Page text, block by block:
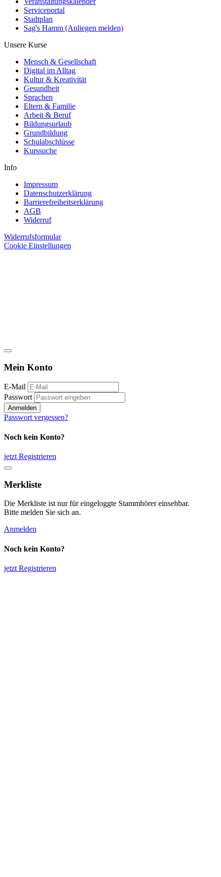
Serviceportal
Stadtplan
Sag's Hamm (Anliegen melden)
Unsere Kurse
Mensch & Gesellschaft
Digital im Alltag
Kultur & Kreativität
Gesundheit
Sprachen
Eltern & Familie
Arbeit & Beruf
Bildungsurlaub
Grundbildung
Schulabschlüsse
Kurssuche
Info
Impressum
Datenschutzerklärung
Barrierefreiheitserklärung
AGB
Widerruf
Widerrufsformular
Cookie Einstellungen
Mein Konto
E-Mail
Passwort
Anmelden
Passwort vergessen?
Noch kein Konto?
jetzt Registrieren
Merkliste
Die Merkliste ist nur für eingeloggte Stammhörer einsehbar.
Bitte melden Sie sich an.
Anmelden
Noch kein Konto?
jetzt Registrieren